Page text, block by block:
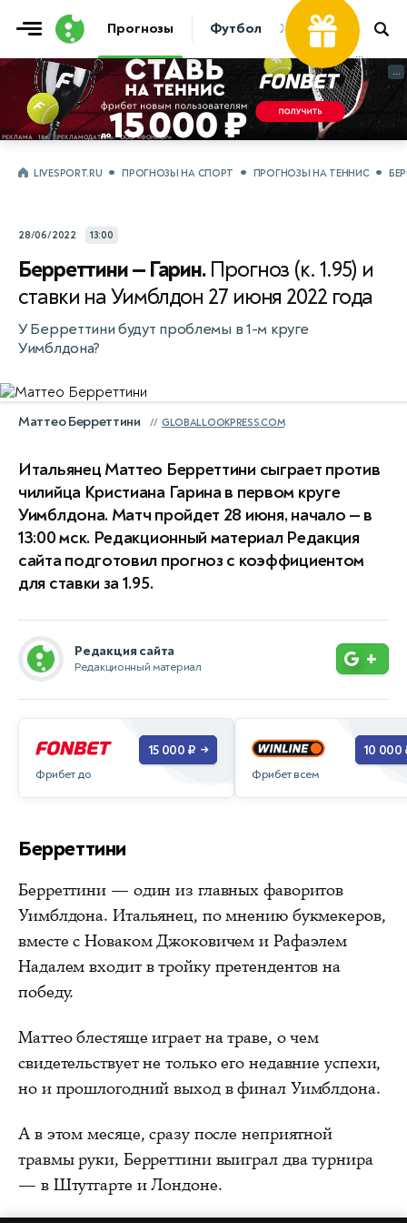
Прогнозы Футбол Хоккей Теннис
...
...
LIVESPORT.RU ПРОГНОЗЫ НА СПОРТ ПРОГНОЗЫ НА ТЕННИС
28/06/2022 13:00
Берреттини — Гарин. Прогноз (к. 1.95) и
ставки на Уимблдон 27 июня 2022 года
У Берреттини будут проблемы в 1-м круге
Уимблдона?
Маттео Берреттини GLOBALLOOKPRESS.COM
Итальянец Маттео Берреттини сыграет против
чилийца Кристиана Гарина в первом круге
Уимблдона. Матч пройдет 28 июня, начало — в
13:00 мск. Редакционный материал Редакция
сайта подготовил прогноз с коэффициентом
для ставки за 1.95.
Редакция сайта
Редакционный материал +
Фрибет до
15 000 ₽ →
Фрибет всем
10 000
Берреттини
Берреттини — один из главных фаворитов
Уимблдона. Итальянец, по мнению букмекеров,
вместе с Новаком Джоковичем и Рафаэлем
Надалем входит в тройку претендентов на
победу.
Маттео блестяще играет на траве, о чем
свидетельствует не только его недавние успехи,
но и прошлогодний выход в финал Уимблдона.
А в этом месяце, сразу после неприятной
травмы руки, Берреттини выиграл два турнира
— в Штутгарте и Лондоне.